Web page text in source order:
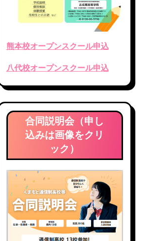
熊本校オープンスクール申込
八代校オープンスクール申込
合同説明会（申し
込みは画像をクリ
ック）